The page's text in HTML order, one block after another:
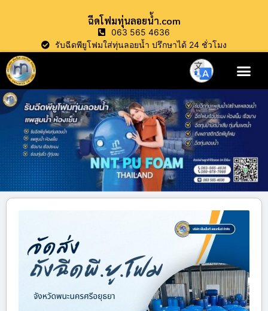
ฉีดโฟมทุ่นลอยน้ำ.com
063 565 4636
รับฉีดพียูโฟมใส่ทุ่นลอยน้ำ ปรึกษาได้ 24 ชั่วโมง